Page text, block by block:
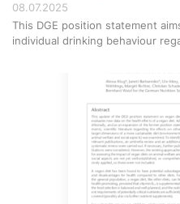
08.07.2025
This DGE position statement
individual drinking behaviour